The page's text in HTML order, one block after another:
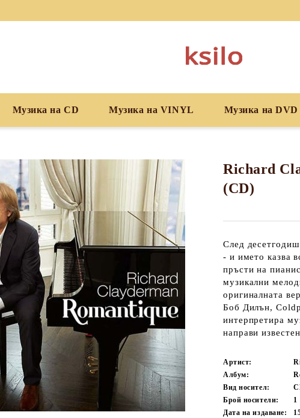
Музика на CD Музика на VINYL Музика на DVD
Richard
(CD)
След
- и името казва
пръсти на
музикални
оригиналната
Боб Дилън,
интерпретира
направи
Артист:
Албум:
Вид носител:
Брой носители:
1
Дата на издаване: